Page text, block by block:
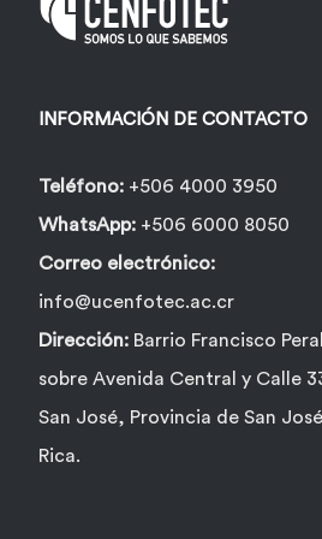
INFORMACIÓN DE CONTACTO
Teléfono: +506 4000 3950
WhatsApp: +506 6000 8050
Correo electrónico:
info@ucenfotec.ac.cr
Dirección: Barrio Francisco
sobre Avenida Central y Calle
San José, Provincia de San
Rica.